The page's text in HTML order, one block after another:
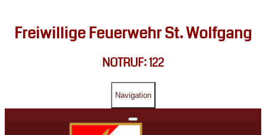
Freiwillige Feuerwehr St. Wolfgang
NOTRUF: 122
Navigation